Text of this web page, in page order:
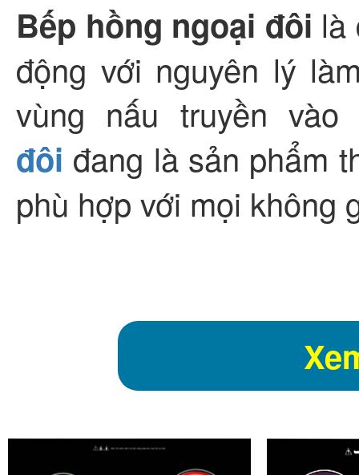
Bếp hồng ngoại đôi là
động với nguyên lý
vùng nấu truyền
đôi đang là sản phẩm
phù hợp với mọi không